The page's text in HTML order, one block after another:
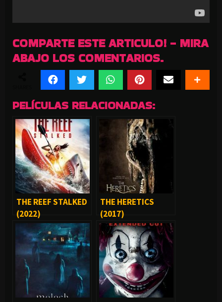
COMPARTE ESTE ARTICULO! - MIRA
ABAJO LOS COMENTARIOS.
PELÍCULAS RELACIONADAS:
THE REEF STALKED
(2022)
THE HERETICS
(2017)